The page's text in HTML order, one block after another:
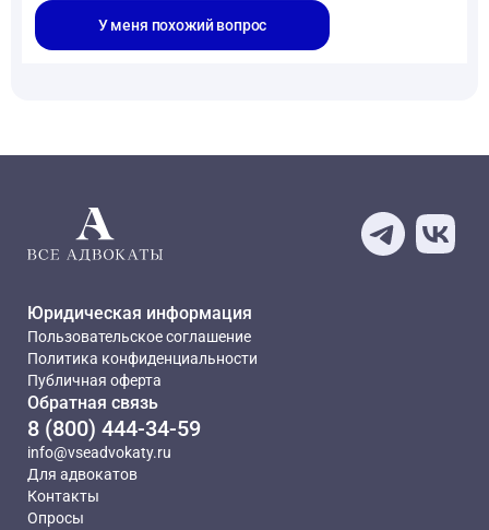
У меня похожий вопрос
Юридическая информация
Пользовательское соглашение
Политика конфиденциальности
Публичная оферта
Обратная связь
8 (800) 444-34-59
info@vseadvokaty.ru
Для адвокатов
Контакты
Опросы